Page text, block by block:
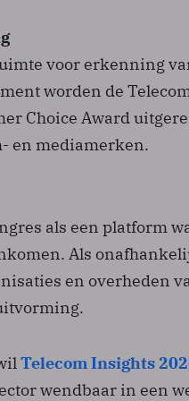
voor erkenning
worden de
Choice Award
en mediamerken.
als een platform
Als
en overheden
Telecom Insights
wendbaar in een